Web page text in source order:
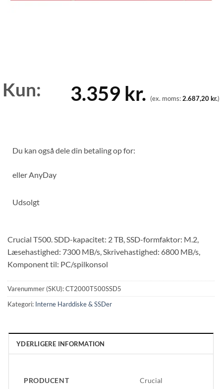
Kun: 3.359 kr. (ex. moms:2.687,20kr.)
Du kan også dele din betaling op for:
eller AnyDay
Udsolgt
Crucial T500. SDD-kapacitet: 2 TB, SSD-formfaktor: M.2,
Læsehastighed: 7300 MB/s, Skrivehastighed: 6800 MB/s,
Komponent til: PC/spilkonsol
Varenummer (SKU):CT2000T500SSD5
Kategori: Interne Harddiske & SSDer
YDERLIGERE INFORMATION
PRODUCENT Crucial